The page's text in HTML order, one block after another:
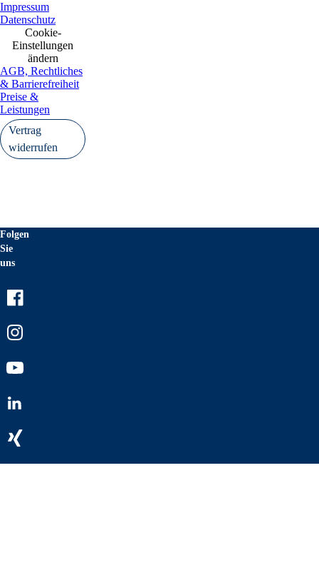
Impressum
Datenschutz
Cookie-
Einstellungen
ändern
AGB, Rechtliches
& Barrierefreiheit
Preise &
Leistungen
Vertrag
widerrufen
Folgen
Sie
uns
Youtube